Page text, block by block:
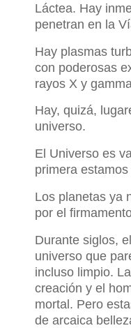
Láctea. Hay
penetran en la
Hay plasmas
con poderosas
rayos X y
Hay, quizá,
universo.
El Universo es
primera
Los planetas ya
por el
Durante siglos,
universo que
incluso limpio.
creación y el
mortal. Pero
de arcaica